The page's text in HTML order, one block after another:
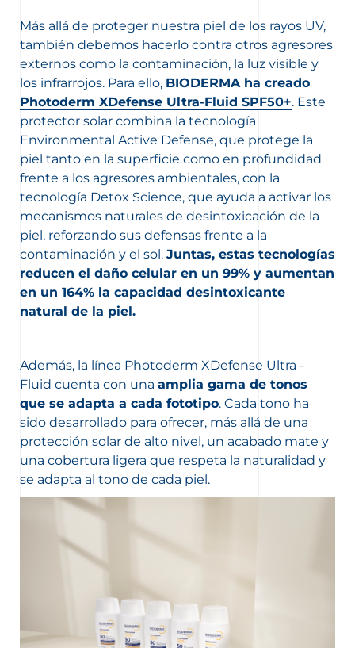
Más allá de proteger nuestra piel de los rayos UV,
también debemos hacerlo contra otros agresores
externos como la contaminación, la luz visible y
los infrarrojos. Para ello, BIODERMA ha creado
Photoderm XDefense Ultra-Fluid SPF50+. Este
protector solar combina la tecnología
Environmental Active Defense, que protege la
piel tanto en la superficie como en profundidad
frente a los agresores ambientales, con la
tecnología Detox Science, que ayuda a activar los
mecanismos naturales de desintoxicación de la
piel, reforzando sus defensas frente a la
contaminación y el sol. Juntas, estas tecnologías
reducen el daño celular en un 99% y aumentan
en un 164% la capacidad desintoxicante
natural de la piel.
Además, la línea Photoderm XDefense Ultra -
Fluid cuenta con una amplia gama de tonos
que se adapta a cada fototipo. Cada tono ha
sido desarrollado para ofrecer, más allá de una
protección solar de alto nivel, un acabado mate y
una cobertura ligera que respeta la naturalidad y
se adapta al tono de cada piel.